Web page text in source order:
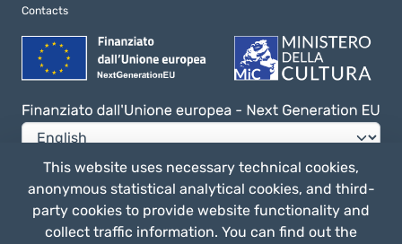
Contacts
Privacy e Cookie Policy
General terms of use
This website uses necessary technical cookies,
anonymous statistical analytical cookies, and third-
party cookies to provide website functionality and
collect traffic information. You can find out the